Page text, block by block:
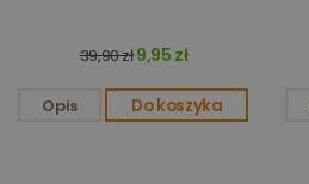
39,90 zł9,95 zł
Opis Do koszyka